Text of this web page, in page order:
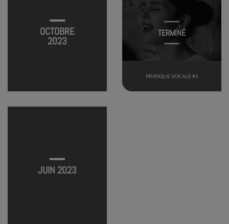
OCTOBRE
2023
PRATIQUE VOCALE #1
TERMINÉ
JUIN 2023
PRATIQUE VOCALE #18